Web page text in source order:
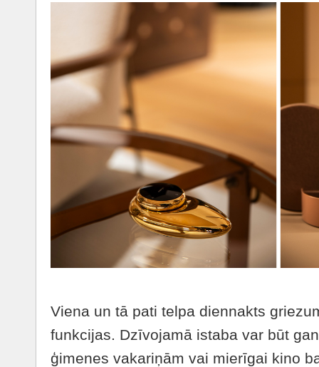
Viena un tā pati telpa diennakts
funkcijas. Dzīvojamā istaba var būt
ģimenes vakariņām vai mierīgai kino